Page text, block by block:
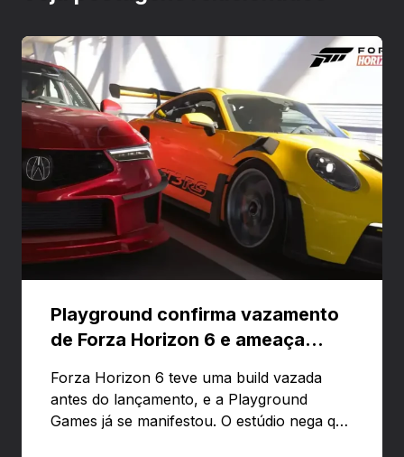
Playground confirma vazamento
de Forza Horizon 6 e ameaça
Forza Horizon 6 teve uma build vazada
antes do lançamento, e a Playground
Games já se manifestou. O estúdio nega que